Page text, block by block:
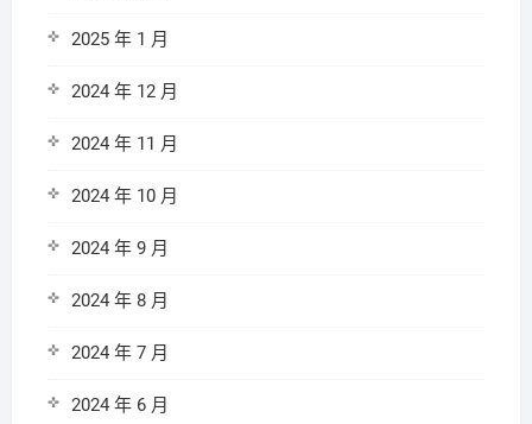
2025 年 1 月
2024 年 12 月
2024 年 11 月
2024 年 10 月
2024 年 9 月
2024 年 8 月
2024 年 7 月
2024 年 6 月